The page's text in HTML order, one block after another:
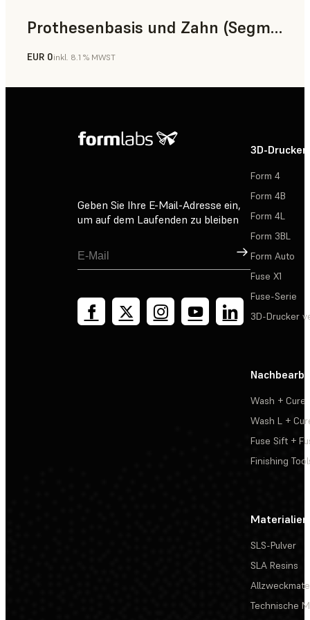
Prothesenbasis und Zahn (Segment)
Zahnmedizin
EUR 0inkl. 8.1 % MWST
Geben Sie Ihre E-Mail-Adresse ein,
um auf dem Laufenden zu bleiben
Registrieren
3D-Drucker
Form 4
Form 4B
Form 4L
Form 3BL
Form Auto
Fuse X1
Fuse-Serie
3D-Drucker
Wash + Cure
Wash L +
Fuse Sift +
Finishing
Materialien
SLS-Pulver
SLA Resins
Technische